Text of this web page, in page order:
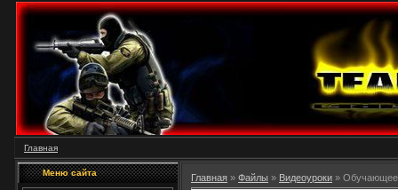
Главная
Меню сайта Главная » Файлы » Видеоуроки » Обучающее